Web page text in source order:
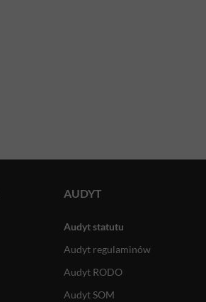
AUDYT
Audyt statutu
Audyt regulaminów
Audyt RODO
Audyt SOM